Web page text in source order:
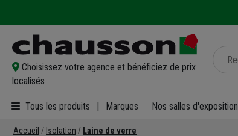
Choisissez votre agence et bénéficiez de prix
localisés
Tous les produits Marques Nos salles d'exposition
Accueil Isolation Laine de verre